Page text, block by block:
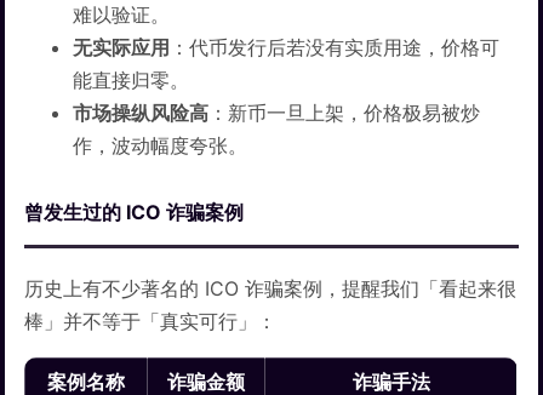
难以验证。
无实际应用 ：代币发行后若没有实质用途，价格可
能直接归零。
市场操纵风险高 ：新币一旦上架，价格极易被炒
作，波动幅度夸张。
曾发生过的 ICO 诈骗案例
历史上有不少著名的 ICO 诈骗案例，提醒我们「看起来很
棒」并不等于「真实可行」：
案例名称 诈骗金额 诈骗手法